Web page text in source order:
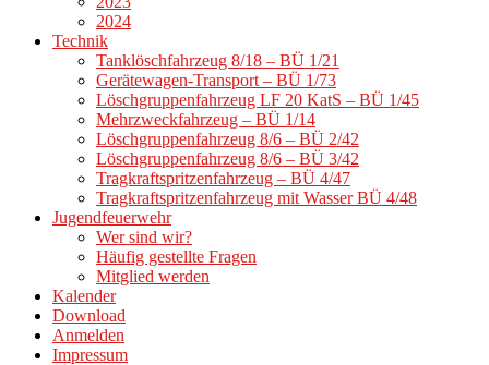
2024
Technik
Tanklöschfahrzeug 8/18 – BÜ 1/21
Gerätewagen-Transport – BÜ 1/73
Löschgruppenfahrzeug LF 20 KatS – BÜ 1/45
Mehrzweckfahrzeug – BÜ 1/14
Löschgruppenfahrzeug 8/6 – BÜ 2/42
Löschgruppenfahrzeug 8/6 – BÜ 3/42
Tragkraftspritzenfahrzeug – BÜ 4/47
Tragkraftspritzenfahrzeug mit Wasser BÜ 4/48
Jugendfeuerwehr
Wer sind wir?
Häufig gestellte Fragen
Mitglied werden
Kalender
Download
Anmelden
Impressum